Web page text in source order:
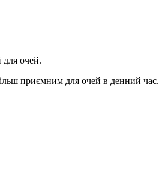
очей.
приємним для очей в денний час.